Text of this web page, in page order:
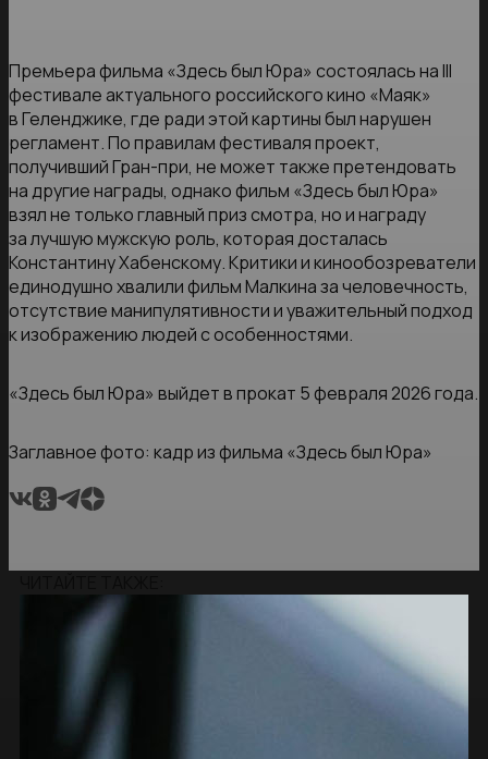
Премьера фильма «Здесь был Юра» состоялась на III
фестивале актуального российского кино «Маяк»
в Геленджике, где ради этой картины был нарушен
регламент. По правилам фестиваля проект,
получивший Гран-при, не может также претендовать
на другие награды, однако фильм «Здесь был Юра»
взял не только главный приз смотра, но и награду
за лучшую мужскую роль, которая досталась
Константину Хабенскому. Критики и кинообозреватели
единодушно хвалили фильм Малкина за человечность,
отсутствие манипулятивности и уважительный подход
к изображению людей с особенностями.
«Здесь был Юра» выйдет в прокат 5 февраля 2026 года.
Заглавное фото: кадр из фильма «Здесь был Юра»